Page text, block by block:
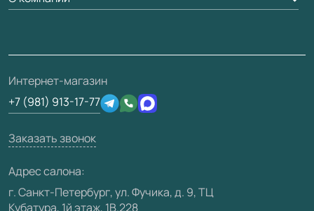
Накладки на дверь
Техническая информация
Юридическая информация
Монтаж
Подготовка проемов
Сертификаты
Производство
Медиацентр
Видео
Карта сайта
Интернет-магазин
+7 (981) 913-17-77
Заказать звонок
Адрес салона:
г. Санкт-Петербург, ул. Фучика, д. 9, ТЦ
Кубатура, 1й этаж, 1В.228